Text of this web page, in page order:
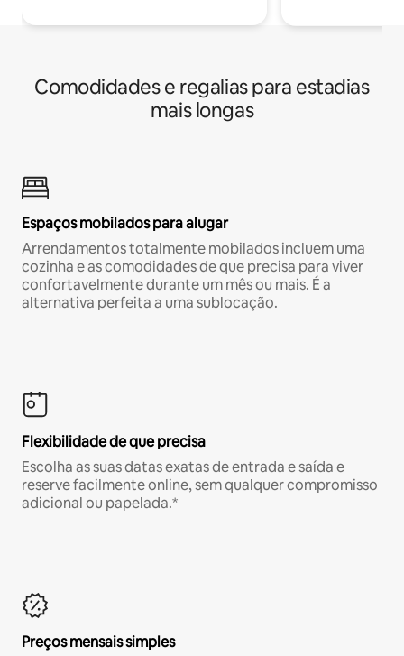
Comodidades e regalias para estadias
mais longas
Espaços mobilados para alugar
Arrendamentos totalmente mobilados incluem uma
cozinha e as comodidades de que precisa para viver
confortavelmente durante um mês ou mais. É a
alternativa perfeita a uma sublocação.
Flexibilidade de que precisa
Escolha as suas datas exatas de entrada e saída e
reserve facilmente online, sem qualquer compromisso
adicional ou papelada.*
Preços mensais simples